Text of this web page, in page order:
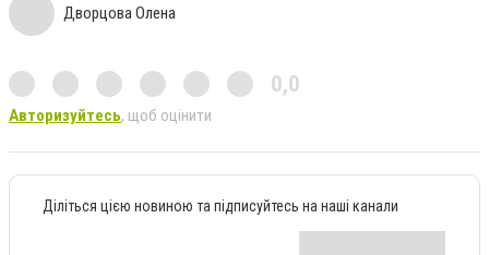
Дворцова Олена
0,0
Авторизуйтесь, щоб оцінити
Діліться цією новиною та підписуйтесь на наші канали